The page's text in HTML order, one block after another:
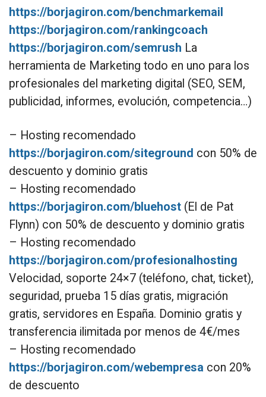
https://borjagiron.com/benchmarkemail
https://borjagiron.com/rankingcoach
https://borjagiron.com/semrush La
herramienta de Marketing todo en uno para los
profesionales del marketing digital (SEO, SEM,
publicidad, informes, evolución, competencia…)
– Hosting recomendado
https://borjagiron.com/siteground con 50% de
descuento y dominio gratis
– Hosting recomendado
https://borjagiron.com/bluehost (El de Pat
Flynn) con 50% de descuento y dominio gratis
– Hosting recomendado
https://borjagiron.com/profesionalhosting
Velocidad, soporte 24×7 (teléfono, chat, ticket),
seguridad, prueba 15 días gratis, migración
gratis, servidores en España. Dominio gratis y
transferencia ilimitada por menos de 4€/mes
– Hosting recomendado
https://borjagiron.com/webempresa con 20%
de descuento